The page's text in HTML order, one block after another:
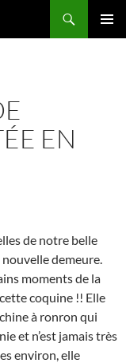
EN
de notre belle
nouvelle demeure.
moments de la
coquine !! Elle
à ronron qui
et n’est jamais très
environ, elle